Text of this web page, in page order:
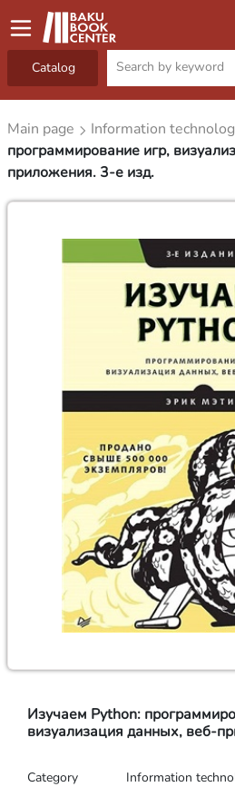
Catalog
Main page Information
программирование игр,
приложения. 3-е изд.
Изучаем Python:
визуализация данных, веб-
Category Information